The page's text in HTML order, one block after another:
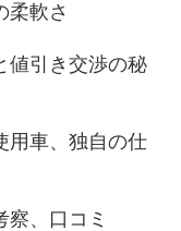
柔軟さ
値引き交渉の秘
用車、独自の仕
、口コミ